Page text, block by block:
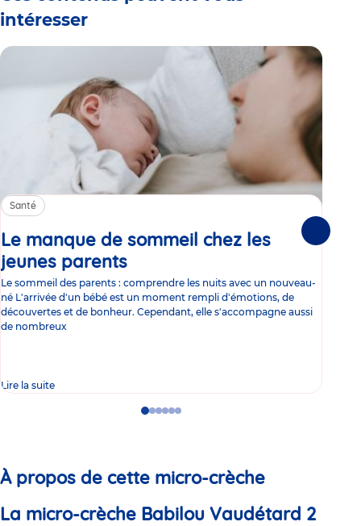
intéresser
Santé
Le manque de sommeil chez les
jeunes parents
Le sommeil des parents : comprendre les nuits avec un nouveau-
né L'arrivée d'un bébé est un moment rempli d'émotions, de
découvertes et de bonheur. Cependant, elle s'accompagne aussi
de nombreux
Lire la suite
GoGoGoGo
GoGo
À propos de cette micro-crèche
La micro-crèche Babilou Vaudétard 2